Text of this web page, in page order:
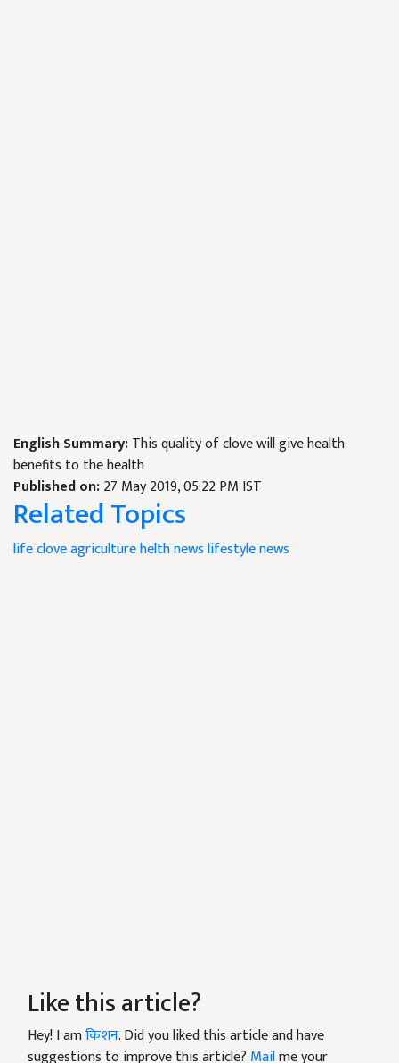
English Summary:This quality of clove will give health
benefits to the health
Published on:27 May 2019, 05:22 PM IST
Related Topics
lifecloveagriculturehelth newslifestyle news
Like this article?
Hey! I amकिशन. Did you liked this article and have
suggestions to improve this article? Mailme your